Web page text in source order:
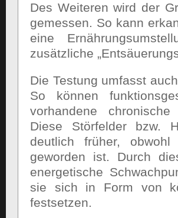
Des Weiteren wird der
gemessen. So kann
eine
zusätzliche
Die Testung umfasst
So können
vorhandene
Diese Störfelder bzw.
deutlich früher,
geworden ist. Durch
energetische
sie sich in Form von
festsetzen.